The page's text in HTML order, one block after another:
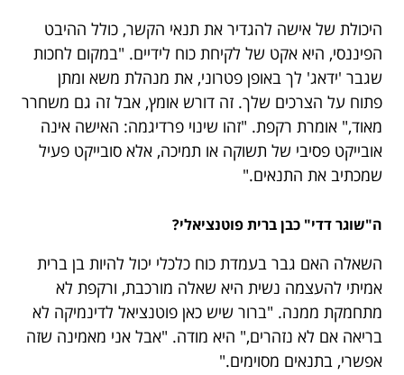
היכולת של אישה להגדיר את תנאי הקשר, כולל ההיבט
הפיננסי, היא אקט של לקיחת כוח לידיים. "במקום לחכות
שגבר 'ידאג' לך באופן פטרוני, את מנהלת משא ומתן
פתוח על הצרכים שלך. זה דורש אומץ, אבל זה גם משחרר
מאוד," אומרת רקפת. "זהו שינוי פרדיגמה: האישה אינה
אובייקט פסיבי של תשוקה או תמיכה, אלא סובייקט פעיל
שמכתיב את התנאים."
ה"שוגר דדי" כבן ברית פוטנציאלי?
השאלה האם גבר בעמדת כוח כלכלי יכול להיות בן ברית
אמיתי להעצמה נשית היא שאלה מורכבת, ורקפת לא
מתחמקת ממנה. "ברור שיש כאן פוטנציאל לדינמיקה לא
בריאה אם לא נזהרים," היא מודה. "אבל אני מאמינה שזה
אפשרי, בתנאים מסוימים."